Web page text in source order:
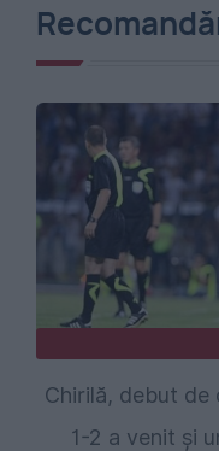
Chirilă, debut de
1-2 a venit și